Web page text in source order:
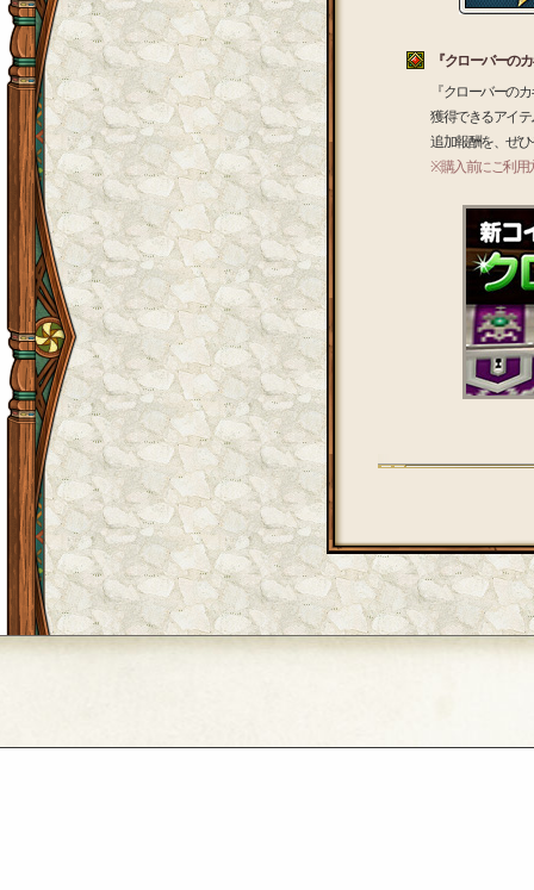
『クローバーの
『クローバーの
獲得できるアイテ
追加報酬を、ぜ
※購入前にご利用